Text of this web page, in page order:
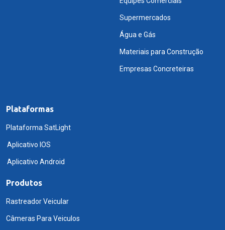
Supermercados
Água e Gás
Materiais para Construção
Empresas Concreteiras
Plataformas
Plataforma SatLight
Aplicativo IOS
Aplicativo Android
Produtos
Rastreador Veicular
Câmeras Para Veiculos